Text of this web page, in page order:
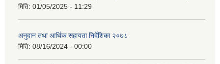
मिति: 01/05/2025 - 11:29
अनुदान तथा आर्थिक सहायता निर्देशिका २०७८
मिति: 08/16/2024 - 00:00